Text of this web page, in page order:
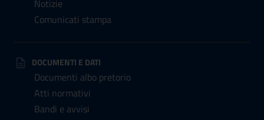
Notizie
Comunicati stampa
DOCUMENTI E DATI
Documenti albo pretorio
Atti normativi
Bandi e avvisi